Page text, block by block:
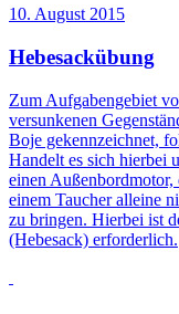
10. August 2015
Hebesackübung
Zum Aufgabengebiet
versunkenen
Boje gekennzeichnet,
Handelt es sich hierbei
einen Außenbordmotor,
einem Taucher alleine
zu bringen. Hierbei ist
(Hebesack) erforderlich.